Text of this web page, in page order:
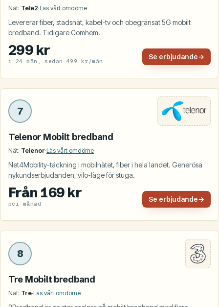
Nät: Tele2·Läs vårt omdöme
Levererar fiber, stadsnät, kabel-tv och obegränsat 5G mobilt
bredband. Tidigare Comhem.
299 kr
i 24 mån, sedan 499 kr/mån Se erbjudande→
7
Telenor Mobilt bredband
Nät: Telenor·Läs vårt omdöme
Net4Mobility-täckning i mobilnätet, fiber i hela landet. Generösa
nykundserbjudanden, vilo-läge för stuga.
Från 169 kr
per månad Se erbjudande→
8
Tre Mobilt bredband
Nät: Tre·Läs vårt omdöme